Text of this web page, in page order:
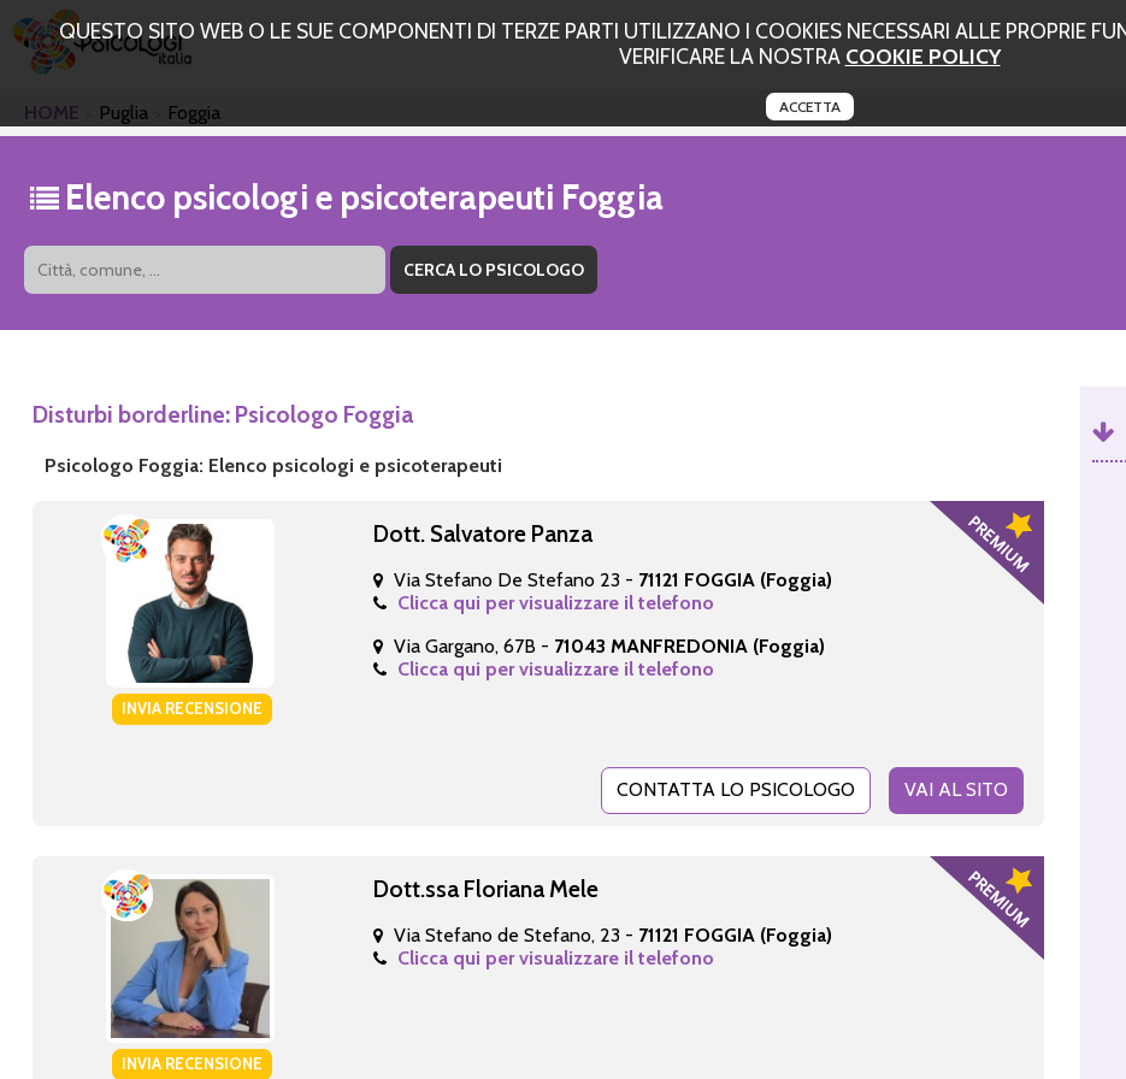
QUESTO SITO WEB O LE SUE COMPONENTI DI TERZE PARTI UTILIZZANO I COOKIES NECESSARI ALLE PROPRIE
VERIFICARE LA NOSTRA COOKIE POLICY
ACCETTA
HOME Puglia Foggia
Elenco psicologi e psicoterapeuti Foggia
Disturbi borderline: Psicologo Foggia
Psicologo Foggia: Elenco psicologi e psicoterapeuti
INVIA RECENSIONE
Dott. Salvatore Panza
Via Stefano De Stefano 23 - 71121 FOGGIA (Foggia)
Clicca qui per visualizzare il telefono
Via Gargano, 67B - 71043 MANFREDONIA (Foggia)
Clicca qui per visualizzare il telefono
CONTATTA LO PSICOLOGO VAI AL SITO
INVIA RECENSIONE
Dott.ssa Floriana Mele
Via Stefano de Stefano, 23 - 71121 FOGGIA (Foggia)
Clicca qui per visualizzare il telefono